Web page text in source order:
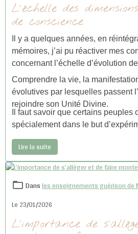
L'échelle des
de conscience
Il y a quelques années, en
mémoires, j’ai pu réactiver mes
concernant l’échelle d’évolution
Comprendre la vie, la
évolutives par lesquelles passent
rejoindre son Unité Divine.
Il faut savoir que certains peuples
spécialement dans le but
niveaux d’expérimentations.
enseignements intégrés, peut
autres niveaux.
Lire la suite
Dansles enseignements guérison de
Le 23/01/2026
L’importance de